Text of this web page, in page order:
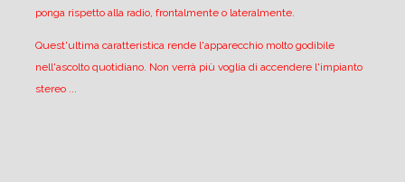
ponga rispetto alla radio, frontalmente o lateralmente.
Quest'ultima caratteristica rende l'apparecchio molto godibile
nell'ascolto quotidiano. Non verrà più voglia di accendere l'impianto
stereo ...